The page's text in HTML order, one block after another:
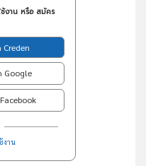
งาน หรือ สมัคร
Creden
Google
งาน